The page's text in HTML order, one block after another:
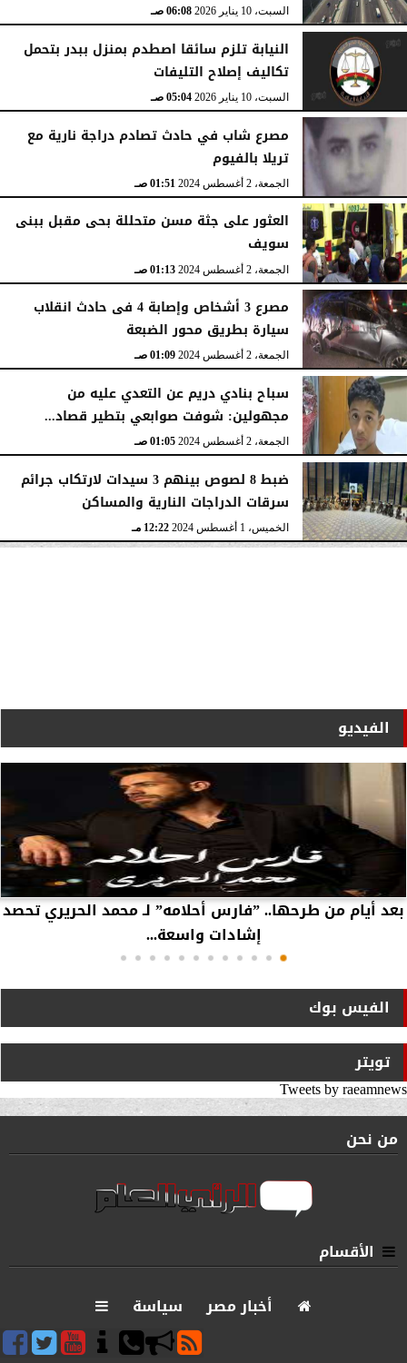
السبت، 10 يناير 2026 06:08 صـ
النيابة تلزم سائقا اصطدم بمنزل ببدر بتحمل
تكاليف إصلاح التليفات
السبت، 10 يناير 2026 05:04 صـ
مصرع شاب في حادث تصادم دراجة نارية مع
تريلا بالفيوم
الجمعة، 2 أغسطس 2024 01:51 صـ
العثور على جثة مسن متحللة بحى مقبل ببنى
سويف
الجمعة، 2 أغسطس 2024 01:13 صـ
مصرع 3 أشخاص وإصابة 4 فى حادث انقلاب
سيارة بطريق محور الضبعة
الجمعة، 2 أغسطس 2024 01:09 صـ
سباح بنادي دريم عن التعدي عليه من
مجهولين: شوفت صوابعي بتطير قصاد...
الجمعة، 2 أغسطس 2024 01:05 صـ
ضبط 8 لصوص بينهم 3 سيدات لارتكاب جرائم
سرقات الدراجات النارية والمساكن
الخميس، 1 أغسطس 2024 12:22 مـ
الفيديو
بعد أيام من طرحها.. ”فارس أحلامه” لـ محمد الحريري تحصد
إشادات واسعة...
الفيس بوك
تويتر
Tweets by raeamnews
من نحن
الأقسام
أخبار مصر
سياسة